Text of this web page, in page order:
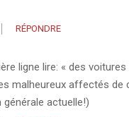
RÉPONDRE
ligne lire: « des
malheureux affectés de
actuelle!)